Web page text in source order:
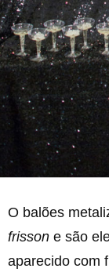
O balões
frisson e são
aparecido com